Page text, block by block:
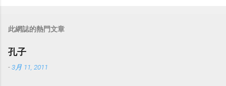
此網誌的熱門文章
孔子
-3月 11, 2011